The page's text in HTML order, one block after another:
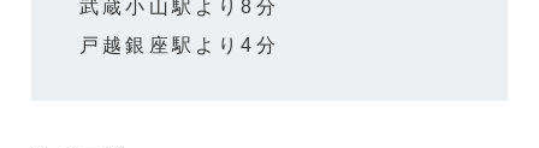
武蔵小山駅より8分
戸越銀座駅より4分